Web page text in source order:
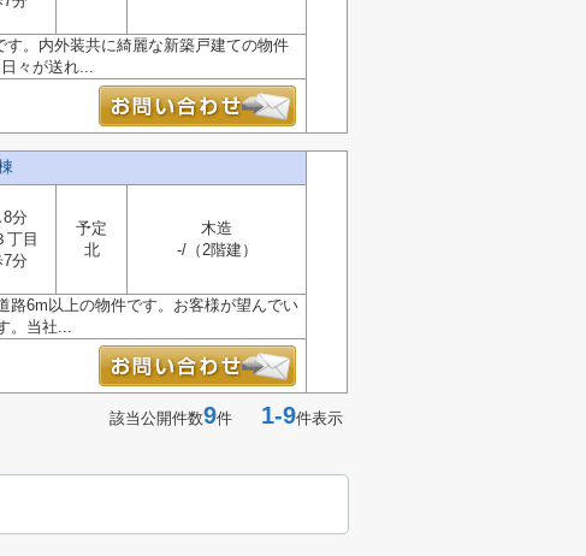
。内外装共に綺麗な新築戸建ての物件
々が送れ...
分
丁目
分
予定
北
木造
-/（2階建）
路6m以上の物件です。お客様が望んでい
。当社...
該当公開件数9件 1-9件表示